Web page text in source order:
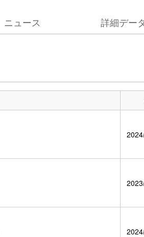
ニュース 詳細デー